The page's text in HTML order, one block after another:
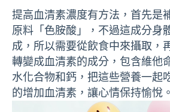
提高血清素濃度有方法，首先是
原料「色胺酸」，不過這成分身
成，所以需要從飲食中來攝取，
轉變成血清素的成分，包含維他
水化合物和鈣，把這些營養一起
的增加血清素，讓心情保持愉悅。